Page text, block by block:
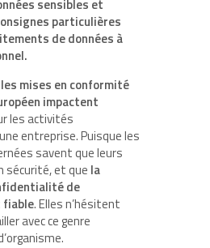
sensibles et
particulières
de données à
les mises en conformité
impactent
les activités
entreprise. Puisque les
savent que leurs
sécurité, et que la
de
fiable. Elles n’hésitent
avec ce genre